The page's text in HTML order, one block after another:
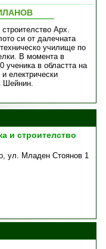
Арх.
си от далечната
училище по
В момента в
ученика в областта на
електрически
Шейнин.
и строителство
ул. Младен Стоянов 1